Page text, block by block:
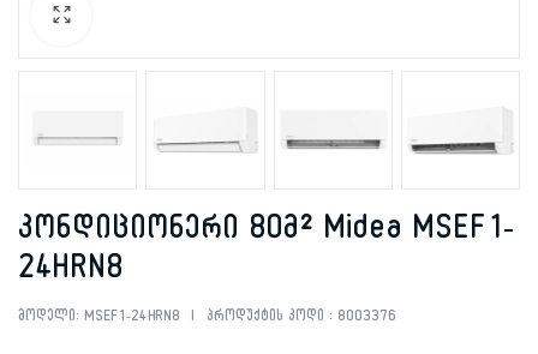
კონდიციონერი 80მ² Midea MSEF1-
24HRN8
მოდელი: MSEF1-24HRN8 პროდუქტის კოდი : 8003376